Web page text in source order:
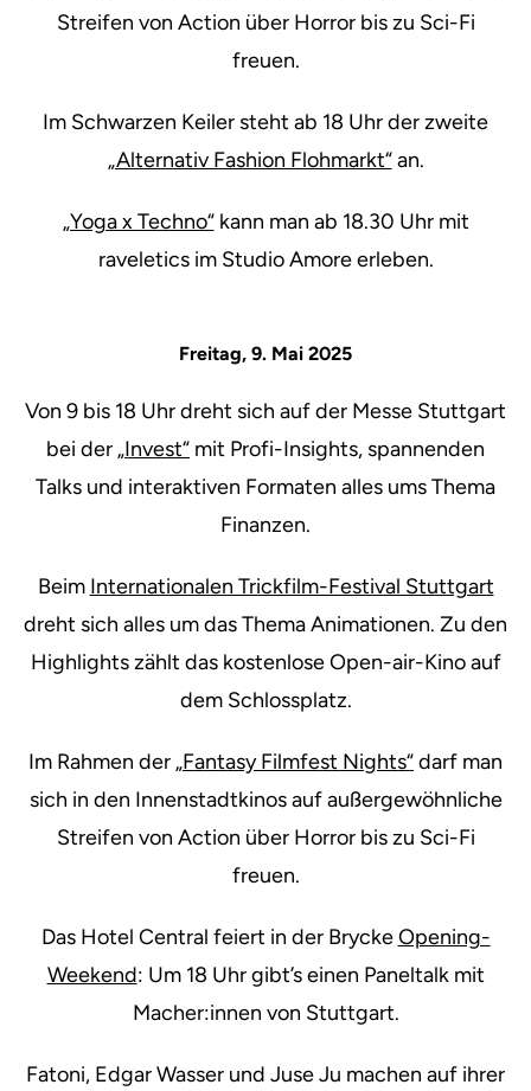
Streifen von Action über Horror bis zu Sci-Fi
freuen.
Im Schwarzen Keiler steht ab 18 Uhr der zweite
„Alternativ Fashion Flohmarkt“an.
„Yoga x Techno“kann man ab 18.30 Uhr mit
raveletics im Studio Amore erleben.
Freitag, 9. Mai 2025
Von 9 bis 18 Uhr dreht sich auf der Messe Stuttgart
bei der „Invest“ mit Profi-Insights, spannenden
Talks und interaktiven Formaten alles ums Thema
Finanzen.
Beim Internationalen Trickfilm-Festival Stuttgart
dreht sich alles um das Thema Animationen. Zu den
Highlights zählt das kostenlose Open-air-Kino auf
dem Schlossplatz.
Im Rahmen der „Fantasy Filmfest Nights“darf man
sich in den Innenstadtkinos auf außergewöhnliche
Streifen von Action über Horror bis zu Sci-Fi
freuen.
Das Hotel Central feiert in der BryckeOpening-
Weekend: Um 18 Uhr gibt’s einen Paneltalk mit
Macher:innen von Stuttgart.
Fatoni, Edgar Wasser und Juse Ju machen auf ihrer